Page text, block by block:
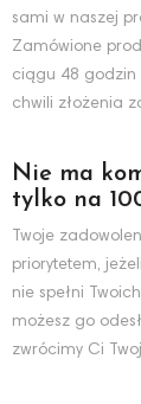
sami w naszej
Zamówione
ciągu 48 godzin
chwili złożenia
Nie ma
tylko na
Twoje
priorytetem,
nie spełni
możesz go
zwrócimy Ci